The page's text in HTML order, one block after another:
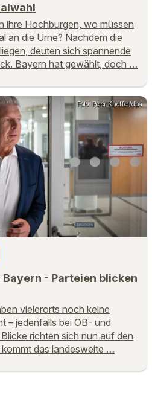
ihre Hochburgen, wo müssen
an die Urne? Nachdem die
deuten sich spannende
Bayern hat gewählt, doch …
Foto: Peter Kneffel/dpa
- Parteien blicken
vielerorts noch keine
– jedenfalls bei OB- und
richten sich nun auf den
das landesweite …